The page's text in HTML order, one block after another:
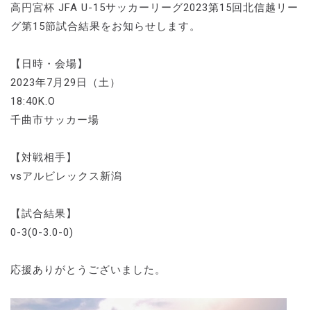
高円宮杯 JFA U-15サッカーリーグ2023第15回北信越リー
グ第15節試合結果をお知らせします。
【日時・会場】
2023年7月29日（土）
18:40K.O
千曲市サッカー場
【対戦相手】
vsアルビレックス新潟
【試合結果】
0-3(0-3.0-0)
応援ありがとうございました。